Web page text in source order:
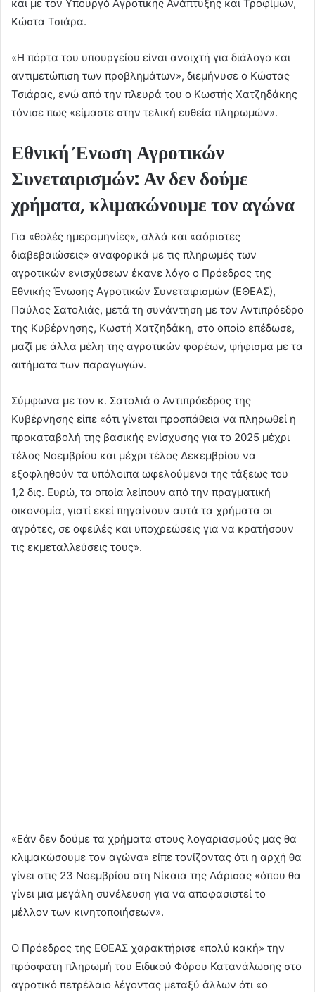
και με τον Υπουργό Αγροτικής Ανάπτυξης και Τροφίμων,
Κώστα Τσιάρα.
«Η πόρτα του υπουργείου είναι ανοιχτή για διάλογο και
αντιμετώπιση των προβλημάτων», διεμήνυσε ο Κώστας
Τσιάρας, ενώ από την πλευρά του ο Κωστής Χατζηδάκης
τόνισε πως «είμαστε στην τελική ευθεία πληρωμών».
Εθνική Ένωση Αγροτικών
Συνεταιρισμών: Αν δεν δούμε
χρήματα, κλιμακώνουμε τον αγώνα
Για «θολές ημερομηνίες», αλλά και «αόριστες
διαβεβαιώσεις» αναφορικά με τις πληρωμές των
αγροτικών ενισχύσεων έκανε λόγο ο Πρόεδρος της
Εθνικής Ένωσης Αγροτικών Συνεταιρισμών (ΕΘΕΑΣ),
Παύλος Σατολιάς, μετά τη συνάντηση με τον Αντιπρόεδρο
της Κυβέρνησης, Κωστή Χατζηδάκη, στο οποίο επέδωσε,
μαζί με άλλα μέλη της αγροτικών φορέων, ψήφισμα με τα
αιτήματα των παραγωγών.
Σύμφωνα με τον κ. Σατολιά ο Αντιπρόεδρος της
Κυβέρνησης είπε «ότι γίνεται προσπάθεια να πληρωθεί η
προκαταβολή της βασικής ενίσχυσης για το 2025 μέχρι
τέλος Νοεμβρίου και μέχρι τέλος Δεκεμβρίου να
εξοφληθούν τα υπόλοιπα ωφελούμενα της τάξεως του
1,2 δις. Ευρώ, τα οποία λείπουν από την πραγματική
οικονομία, γιατί εκεί πηγαίνουν αυτά τα χρήματα οι
αγρότες, σε οφειλές και υποχρεώσεις για να κρατήσουν
τις εκμεταλλεύσεις τους».
«Εάν δεν δούμε τα χρήματα στους λογαριασμούς μας θα
κλιμακώσουμε τον αγώνα» είπε τονίζοντας ότι η αρχή θα
γίνει στις 23 Νοεμβρίου στη Νίκαια της Λάρισας «όπου θα
γίνει μια μεγάλη συνέλευση για να αποφασιστεί το
μέλλον των κινητοποιήσεων».
Ο Πρόεδρος της ΕΘΕΑΣ χαρακτήρισε «πολύ κακή» την
πρόσφατη πληρωμή του Ειδικού Φόρου Κατανάλωσης στο
αγροτικό πετρέλαιο λέγοντας μεταξύ άλλων ότι «ο